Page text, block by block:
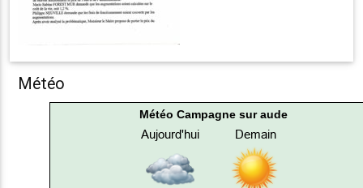
Météo
Météo Campagne sur aude